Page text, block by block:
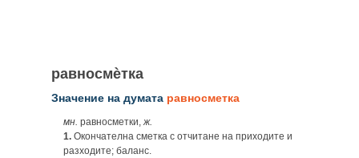
равносмѐтка
Значение на думата равносметка
мн. равносметки,ж.
1. Окончателна сметка с отчитане на приходите и
разходите; баланс.